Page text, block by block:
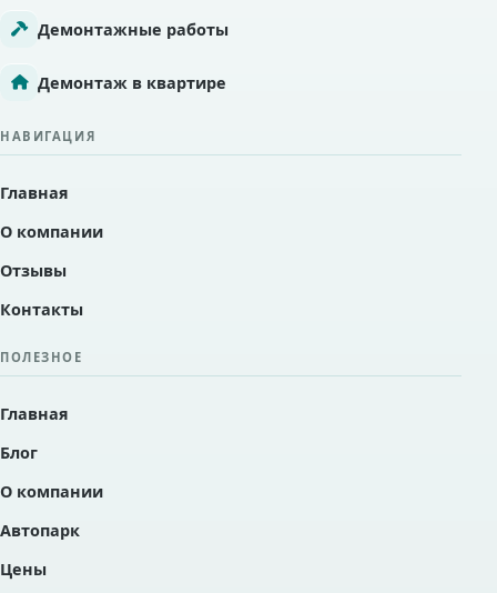
Демонтажные работы
Демонтаж в квартире
НАВИГАЦИЯ
Главная
О компании
Отзывы
Контакты
ПОЛЕЗНОЕ
Главная
Блог
О компании
Автопарк
Цены